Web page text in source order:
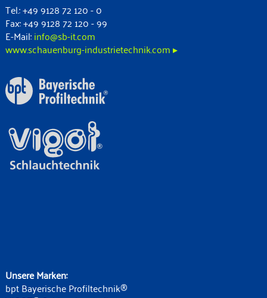
Tel.: +49 9128 72 120 - 0
Fax: +49 9128 72 120 - 99
E-Mail:info@sb-it.com
www.schauenburg-industrietechnik.com ▸
Unsere Marken:
bpt Bayerische Profiltechnik®